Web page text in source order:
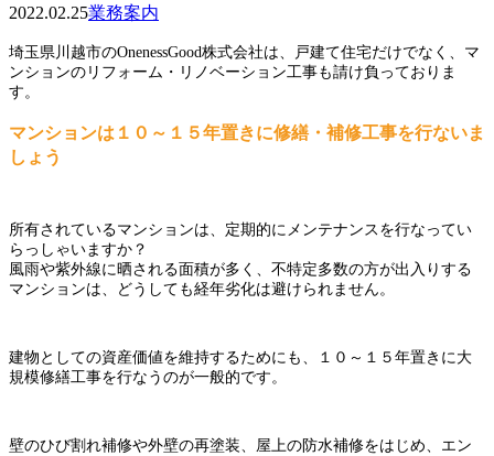
2022.02.25業務案内
埼玉県川越市のOnenessGood株式会社は、戸建て住宅だけでなく、マ
ンションのリフォーム・リノベーション工事も請け負っておりま
す。
マンションは１０～１５年置きに修繕・補修工事を行ないま
しょう
所有されているマンションは、定期的にメンテナンスを行なってい
らっしゃいますか？
風雨や紫外線に晒される面積が多く、不特定多数の方が出入りする
マンションは、どうしても経年劣化は避けられません。
建物としての資産価値を維持するためにも、１０～１５年置きに大
規模修繕工事を行なうのが一般的です。
壁のひび割れ補修や外壁の再塗装、屋上の防水補修をはじめ、エン